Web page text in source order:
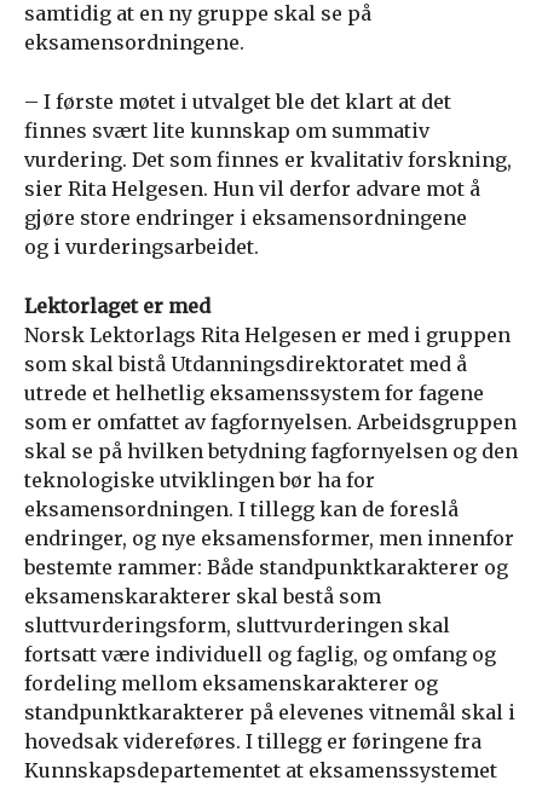
samtidig at en ny gruppe skal se på
eksamensordningene.
– I første møtet i utvalget ble det klart at det
finnes svært lite kunnskap om summativ
vurdering. Det som finnes er kvalitativ forskning,
sier Rita Helgesen. Hun vil derfor advare mot å
gjøre store endringer i eksamensordningene
og i vurderingsarbeidet.
Lektorlaget er med
Norsk Lektorlags Rita Helgesen er med i gruppen
som skal bistå Utdanningsdirektoratet med å
utrede et helhetlig eksamenssystem for fagene
som er omfattet av fagfornyelsen. Arbeidsgruppen
skal se på hvilken betydning fagfornyelsen og den
teknologiske utviklingen bør ha for
eksamensordningen. I tillegg kan de foreslå
endringer, og nye eksamensformer, men innenfor
bestemte rammer: Både standpunktkarakterer og
eksamenskarakterer skal bestå som
sluttvurderingsform, sluttvurderingen skal
fortsatt være individuell og faglig, og omfang og
fordeling mellom eksamenskarakterer og
standpunktkarakterer på elevenes vitnemål skal i
hovedsak videreføres. I tillegg er føringene fra
Kunnskapsdepartementet at eksamenssystemet